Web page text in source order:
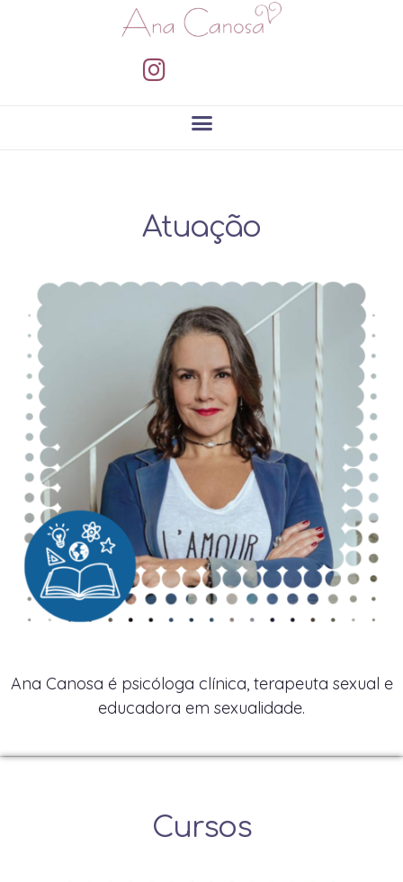
Atuação
Ana Canosa é psicóloga clínica, terapeuta sexual e
educadora em sexualidade.
Cursos